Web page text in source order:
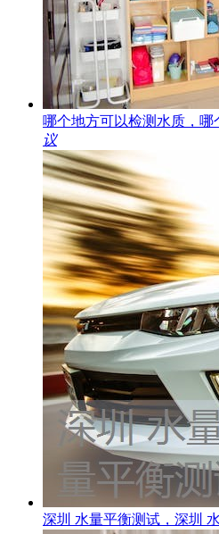
哪个地方可以检测水质，
议
深圳 水量平衡测试，深圳